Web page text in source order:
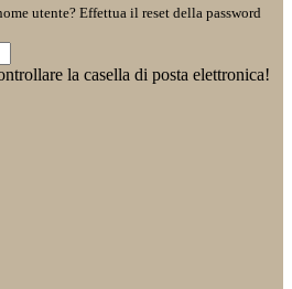
utente? Effettua il reset della password
la casella di posta elettronica!